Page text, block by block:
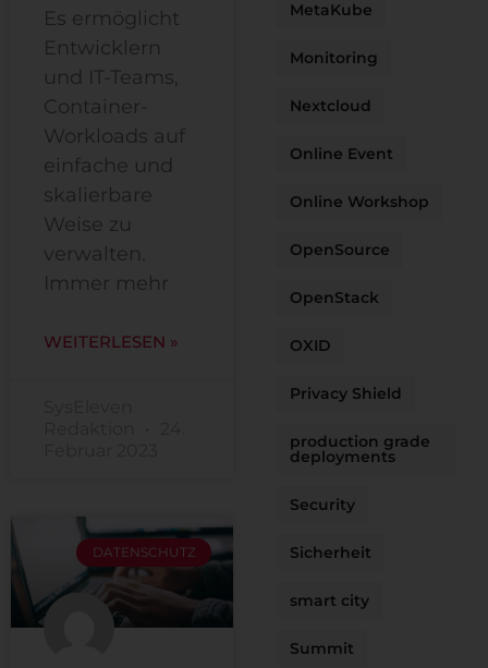
Es ermöglicht
Entwicklern
und IT-Teams,
Container-
Workloads auf
einfache und
skalierbare
Weise zu
verwalten.
Immer mehr
WEITERLESEN »
DATENSCHUTZ
MetaKube
Monitoring
Nextcloud
Online Event
Online Workshop
OpenSource
OpenStack
OXID
Privacy Shield
production grade
deployments
Security
Sicherheit
smart city
Summit